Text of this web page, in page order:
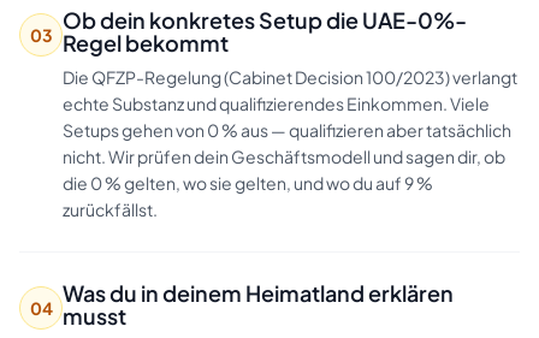
03
Ob dein konkretes Setup die UAE-0%-
Regel bekommt
Die QFZP-Regelung (Cabinet Decision 100/2023) verlangt
echte Substanz und qualifizierendes Einkommen. Viele
Setups gehen von 0 % aus — qualifizieren aber tatsächlich
nicht. Wir prüfen dein Geschäftsmodell und sagen dir, ob
die 0 % gelten, wo sie gelten, und wo du auf 9 %
zurückfällst.
04
Was du in deinem Heimatland erklären
musst